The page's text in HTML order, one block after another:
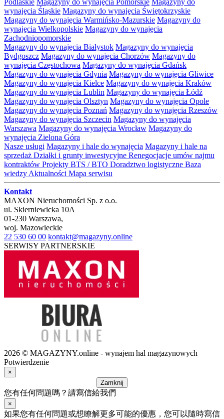
wynajęcia Śląskie Magazyny do wynajęcia Świętokrzyskie
Magazyny do wynajęcia Warmińsko-Mazurskie Magazyny do
wynajęcia Wielkopolskie Magazyny do wynajęcia
Zachodniopomorskie
Magazyny do wynajęcia Białystok Magazyny do wynajęcia
Bydgoszcz Magazyny do wynajęcia Chorzów Magazyny do
wynajęcia Częstochowa Magazyny do wynajęcia Gdańsk
Magazyny do wynajęcia Gdynia Magazyny do wynajęcia Gliwice
Magazyny do wynajęcia Kielce Magazyny do wynajęcia Kraków
Magazyny do wynajęcia Lublin Magazyny do wynajęcia Łódź
Magazyny do wynajęcia Olsztyn Magazyny do wynajęcia Opole
Magazyny do wynajęcia Poznań Magazyny do wynajęcia Rzeszów
Magazyny do wynajęcia Szczecin Magazyny do wynajęcia
Warszawa Magazyny do wynajęcia Wrocław Magazyny do
wynajęcia Zielona Góra
Nasze usługi Magazyny i hale do wynajęcia Magazyny i hale na
sprzedaż Działki i grunty inwestycyjne Renegocjacje umów najmu
kontraktów Projekty BTS / BTO Doradztwo logistyczne Baza
wiedzy Aktualności Mapa serwisu
Kontakt
MAXON Nieruchomości Sp. z o.o.
ul. Skierniewicka 10A
01-230 Warszawa,
woj. Mazowieckie
22 530 60 00 kontakt@magazyny.online
SERWISY PARTNERSKIE
2026 © MAGAZYNY.online - wynajem hal magazynowych
Potwierdzenie
×
Zamknij
您有任何問題嗎？請寫信給我們
×
如果您有任何問題或想瞭解更多可能的優惠，您可以隨時寫信